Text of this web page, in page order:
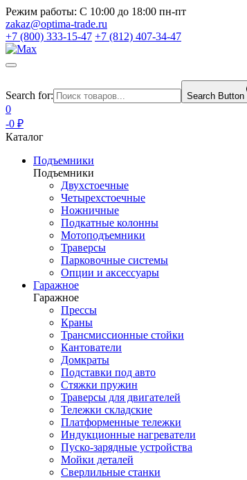
Режим работы: С 10:00 до 18:00 пн-пт
zakaz@optima-trade.ru
+7 (800) 333-15-47 +7 (812) 407-34-47
Search for: Search Button
0
-0 ₽
Каталог
Подъемники
Подъемники
Двухстоечные
Четырехстоечные
Ножничные
Подкатные колонны
Мотоподъемники
Траверсы
Парковочные системы
Опции и аксессуары
Гаражное
Гаражное
Прессы
Краны
Трансмиссионные стойки
Кантователи
Домкраты
Подставки под авто
Стяжки пружин
Траверсы для двигателей
Тележки складские
Платформенные тележки
Индукционные нагреватели
Пуско-зарядные устройства
Мойки деталей
Сверлильные станки